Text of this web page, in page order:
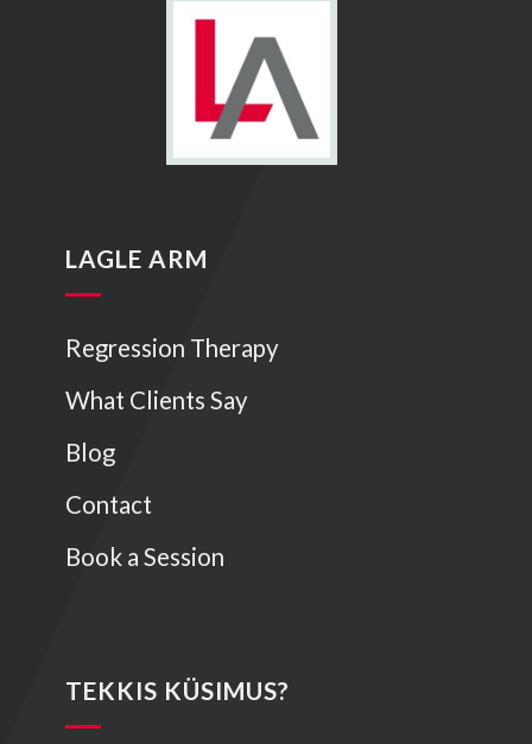
LAGLE ARM
Regression Therapy
What Clients Say
Blog
Contact
Book a Session
TEKKIS KÜSIMUS?